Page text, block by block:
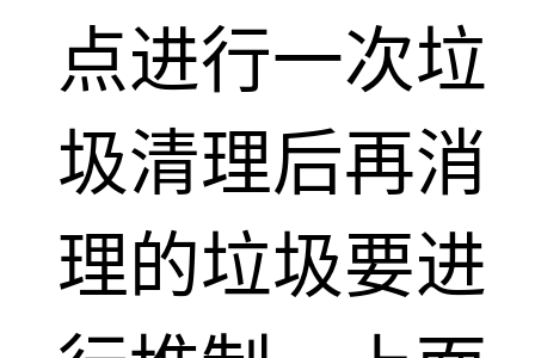
点进行一次垃
圾清理后再消
理的垃圾要进